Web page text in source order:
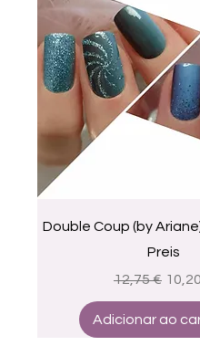
Visualização
Double Coup (by
Preis
Preço normal
12,75 €
Adicionar ao